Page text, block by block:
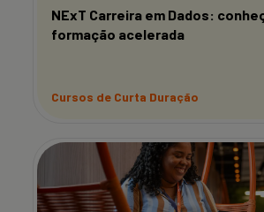
NExT Carreira em Dados:
formação acelerada
Cursos de Curta Duração